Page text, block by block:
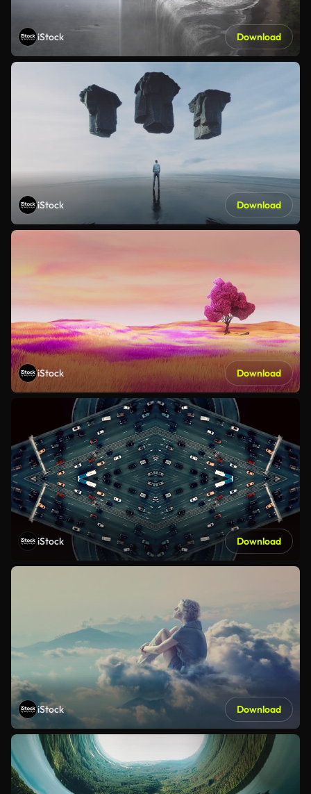
iStock Download
iStock Download
iStock Download
iStock Download
iStock Download